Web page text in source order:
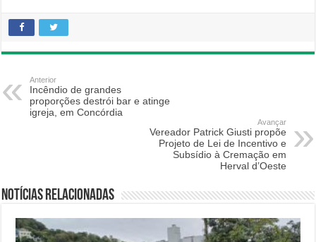
Anterior
Incêndio de grandes
proporções destrói bar e atinge
igreja, em Concórdia
Avançar
Vereador Patrick Giusti propõe
Projeto de Lei de Incentivo e
Subsídio à Cremação em
Herval d’Oeste
Notícias relacionadas